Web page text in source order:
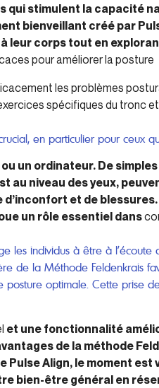
qui stimulent la capacité
bienveillant créé par
leur corps tout en
pour améliorer la posture
les problèmes
spécifiques du tronc
en particulier pour ceux
ou un ordinateur. De
au niveau des yeux,
d’inconfort et de blessures.
un rôle essentiel dans
les individus à être à l’écoute
de la Méthode Feldenkrais
posture optimale. Cette prise
et une fonctionnalité
de la méthode
Pulse Align, le moment est
bien-être général en